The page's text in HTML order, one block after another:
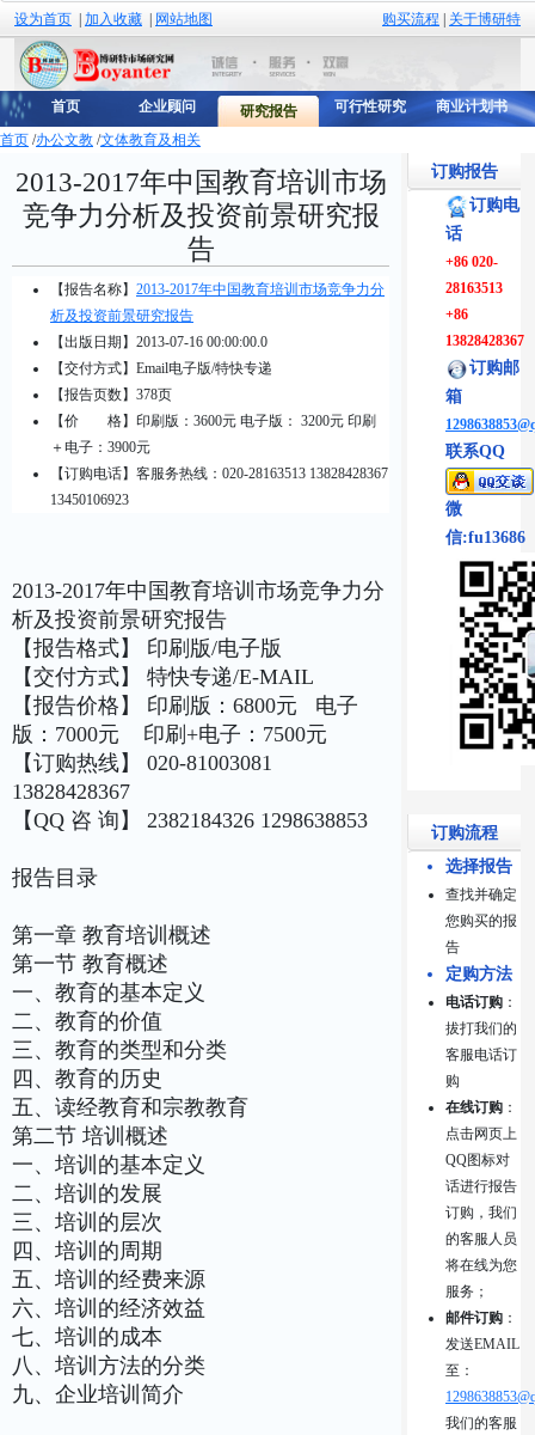
设为首页 加入收藏 网站地图 关于博研特
购买流程
首页 企业顾问 研究报告 可行性研究
商业计划书
首页 /办公文教 /文体教育及相关
2013-2017年中国教育培训市场
竞争力分析及投资前景研究报
告
【报告名称】 2013-2017年中国教育培训市场竞争力分
析及投资前景研究报告
【出版日期】2013-07-16 00:00:00.0
【交付方式】Email电子版/特快专递
【报告页数】378页
【价 格】 印刷版：3600元 电子版： 3200元 印刷
＋电子：3900元
【订购电话】客服务热线：020-28163513 13828428367
13450106923
2013-2017年中国教育培训市场竞争力分
析及投资前景研究报告
【报告格式】 印刷版/电子版
【交付方式】 特快专递/E-MAIL
【报告价格】 印刷版：6800元 电子
版：7000元 印刷+电子：7500元
【订购热线】 020-81003081
13828428367
【QQ 咨 询】 2382184326 1298638853
报告目录
第一章 教育培训概述
第一节 教育概述
一、教育的基本定义
二、教育的价值
三、教育的类型和分类
四、教育的历史
五、读经教育和宗教教育
第二节 培训概述
一、培训的基本定义
二、培训的发展
三、培训的层次
四、培训的周期
五、培训的经费来源
六、培训的经济效益
七、培训的成本
八、培训方法的分类
九、企业培训简介
订购报告
订购电
话
+86 020-
28163513
+86
13828428367
订购邮
箱
联系QQ
微
信:fu13686
订购流程
选择报告
查找并确定
您购买的报
告
定购方法
电话订购 ：
拔打我们的
客服电话订
购
在线订购 ：
点击网页上
QQ图标对
话进行报告
订购，我们
的客服人员
将在线为您
服务；
邮件订购 ：
发送EMAIL
至：
我们的客服